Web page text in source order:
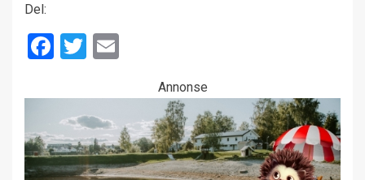
Del:
Facebook
Twitter
Annonse